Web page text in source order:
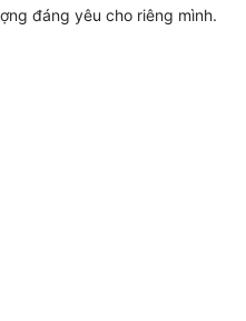
đáng yêu cho riêng mình.